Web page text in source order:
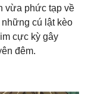
vừa phức tạp về
cú lật kèo
cực kỳ gây
đêm.